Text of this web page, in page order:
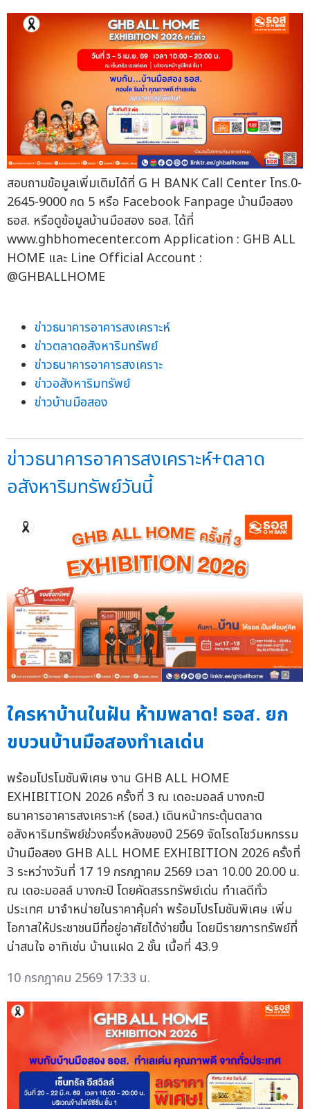
สอบถามข้อมูลเพิ่มเติมได้ที่ G H BANK Call Center โทร.0-
2645-9000 กด 5 หรือ Facebook Fanpage บ้านมือสอง
ธอส. หรือดูข้อมูลบ้านมือสอง ธอส. ได้ที่
www.ghbhomecenter.com Application : GHB ALL
HOME และ Line Official Account :
@GHBALLHOME
ข่าวธนาคารอาคารสงเคราะห์
ข่าวตลาดอสังหาริมทรัพย์
ข่าวธนาคารอาคารสงเคราะ
ข่าวอสังหาริมทรัพย์
ข่าวบ้านมือสอง
ข่าวธนาคารอาคารสงเคราะห์+ตลาด
อสังหาริมทรัพย์วันนี้
ใครหาบ้านในฝัน ห้ามพลาด! ธอส. ยก
ขบวนบ้านมือสองทำเลเด่น
พร้อมโปรโมชันพิเศษ งาน GHB ALL HOME
EXHIBITION 2026 ครั้งที่ 3 ณ เดอะมอลล์ บางกะปิ
ธนาคารอาคารสงเคราะห์ (ธอส.) เดินหน้ากระตุ้นตลาด
อสังหาริมทรัพย์ช่วงครึ่งหลังของปี 2569 จัดโรดโชว์มหกรรม
บ้านมือสอง GHB ALL HOME EXHIBITION 2026 ครั้งที่
3 ระหว่างวันที่ 17 19 กรกฎาคม 2569 เวลา 10.00 20.00 น.
ณ เดอะมอลล์ บางกะปิ โดยคัดสรรทรัพย์เด่น ทำเลดีทั่ว
ประเทศ มาจำหน่ายในราคาคุ้มค่า พร้อมโปรโมชันพิเศษ เพิ่ม
โอกาสให้ประชาชนมีที่อยู่อาศัยได้ง่ายขึ้น โดยมีรายการทรัพย์ที่
น่าสนใจ อาทิเช่น บ้านแฝด 2 ชั้น เนื้อที่ 43.9
10 กรกฎาคม 2569 17:33 น.